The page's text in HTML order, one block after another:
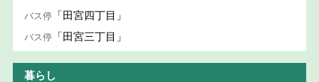
バス停 「田宮四丁目」
バス停 「田宮三丁目」
暮らし